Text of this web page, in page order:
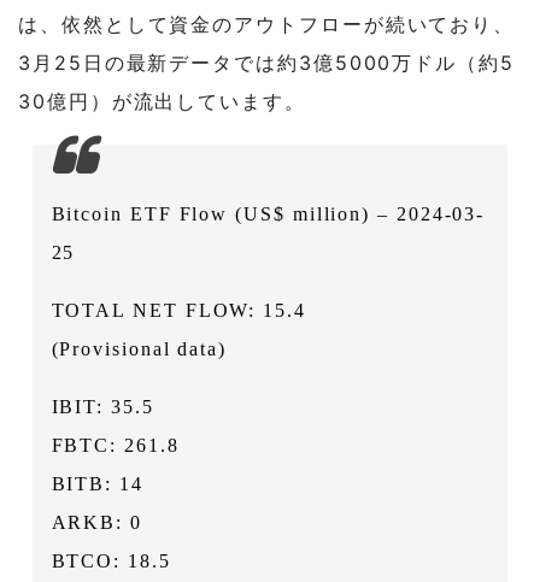
は、依然として資金のアウトフローが続いており、
3月25日の最新データでは約3億5000万ドル（約5
30億円）が流出しています。
Bitcoin ETF Flow (US$ million) – 2024-03-
25
TOTAL NET FLOW: 15.4
(Provisional data)
IBIT: 35.5
FBTC: 261.8
BITB: 14
ARKB: 0
BTCO: 18.5